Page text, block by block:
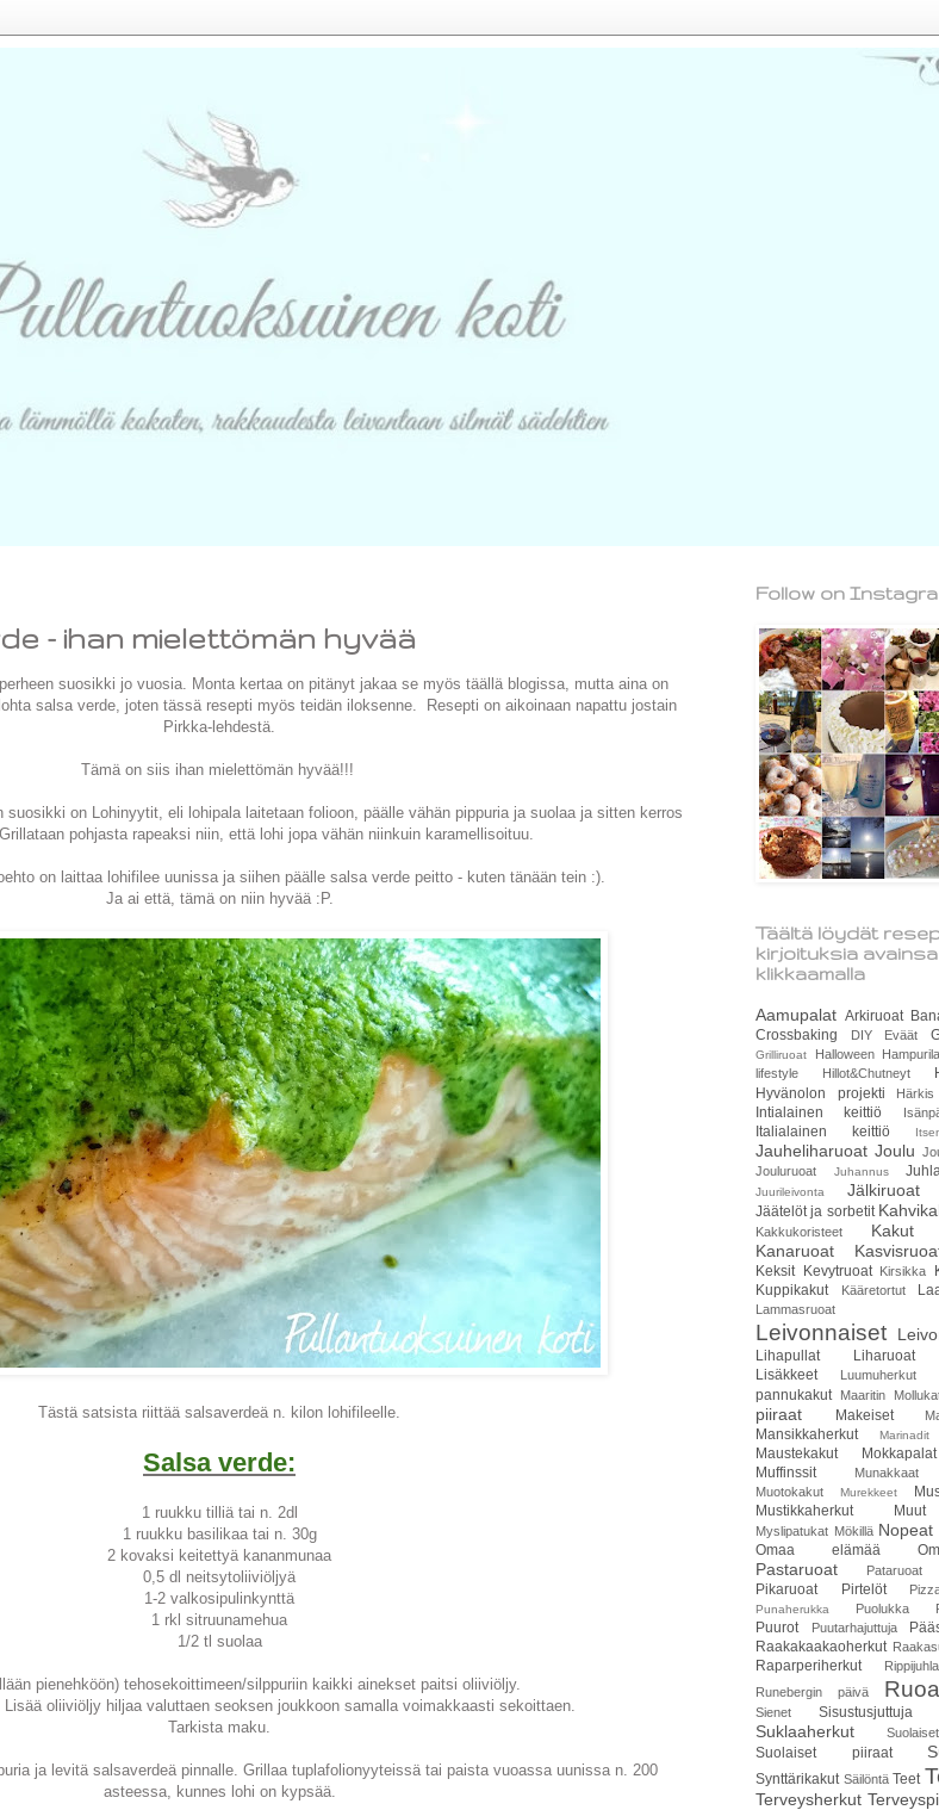
- ihan mielettömän hyvää
suosikki jo vuosia. Monta kertaa on pitänyt jakaa se myös täällä blogissa, mutta aina on
salsa verde, joten tässä resepti myös teidän iloksenne. Resepti on aikoinaan napattu jostain
Pirkka-lehdestä.
Tämä on siis ihan mielettömän hyvää!!!
on Lohinyytit, eli lohipala laitetaan folioon, päälle vähän pippuria ja suolaa ja sitten kerros
pohjasta rapeaksi niin, että lohi jopa vähän niinkuin karamellisoituu.
on laittaa lohifilee uunissa ja siihen päälle salsa verde peitto - kuten tänään tein :).
Ja ai että, tämä on niin hyvää :P.
Tästä satsista riittää salsaverdeä n. kilon lohifileelle.
Salsa verde:
1 ruukku tilliä tai n. 2dl
1 ruukku basilikaa tai n. 30g
2 kovaksi keitettyä kananmunaa
0,5 dl neitsytoliiviöljyä
1-2 valkosipulinkynttä
1 rkl sitruunamehua
1/2 tl suolaa
pienehköön) tehosekoittimeen/silppuriin kaikki ainekset paitsi oliiviöljy.
Lisää oliiviöljy hiljaa valuttaen seoksen joukkoon samalla voimakkaasti sekoittaen.
Tarkista maku.
ja levitä salsaverdeä pinnalle. Grillaa tuplafolionyyteissä tai paista vuoassa uunissa n. 200
asteessa, kunnes lohi on kypsää.
Follow on
Täältä löydät
kirjoituksia
klikkaamalla
Aamupalat Arkiruoat
Crossbaking
DIY Eväät
Grilliruoat Halloween
lifestyle
Hillot&Chutneyt
Hyvänolon projekti
Härkis
Intialainen keittiö
Italialainen keittiö
Jauheliharuoat Joulu
Jouluruoat
Juhannus
Juurileivonta Jälkiruoat
Jäätelöt ja sorbetit
Kakkukoristeet
Kakut
Kanaruoat
Keksit Kevytruoat Kirsikka
Kuppikakut
Kääretortut
Lammasruoat
Leivonnaiset
Lihapullat
Liharuoat
Lisäkkeet
Luumuherkut
pannukakut Maaritin
piiraat Makeiset
Mansikkaherkut Marinadit
Maustekakut
Mokkapalat
Muffinssit
Munakkaat
Muotokakut
Murekkeet
Mustikkaherkut
Myslipatukat Mökillä
Omaa elämää
Pastaruoat Pataruoat
Pikaruoat Pirtelöt
Punaherukka Puolukka
Puurot Puutarhajuttuja
Raakakaakaoherkut
Raparperiherkut
Runebergin päivä
Sienet Sisustusjuttuja
Suklaaherkut
Suolaiset piiraat
Synttärikakut Säilöntä Teet
Terveysherkut